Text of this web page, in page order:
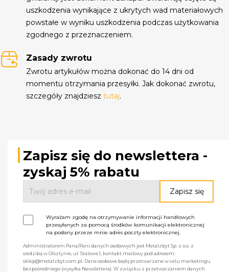
uszkodzenia wynikające z ukrytych wad materiałowych
powstałe w wyniku uszkodzenia podczas użytkowania
zgodnego z przeznaczeniem.
Zasady zwrotu
Zwrotu artykułów można dokonać do 14 dni od
momentu otrzymania przesyłki. Jak dokonać zwrotu,
szczegóły znajdziesztutaj.
Zapisz się do newslettera -
zyskaj 5% rabatu
Wyrażam zgodę na otrzymywanie informacji handlowych
przesyłanych za pomocą środków komunikacji elektronicznej
na podany przeze mnie adres poczty elektronicznej.
Administratorem Pana/Pani danych osobowych jest Metalzbyt Sp. z o.o. z
siedzibą w Olsztynie, ul. Stalowa 1, kontakt mailowy pod adresem:
sklep@metalzbyt.com.pl. Dane osobowe będą przetwarzane w celu marketingu
bezpośredniego (wysyłka Newslettera). W związku z przetwarzaniem danych